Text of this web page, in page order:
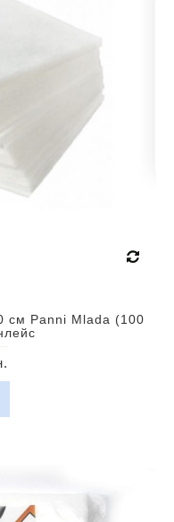
см Panni Mlada (100